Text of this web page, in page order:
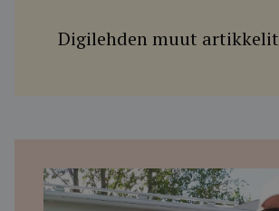
Digilehden muut artikkelit